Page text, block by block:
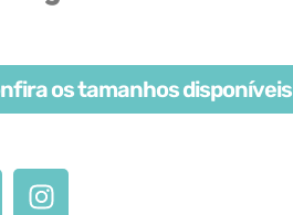
os tamanhos disponíveis